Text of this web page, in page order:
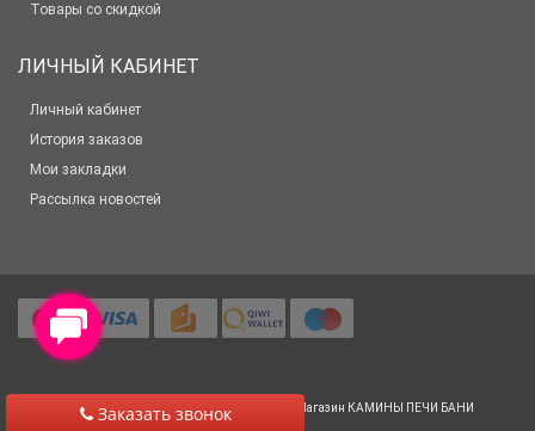
Заказать звонок
Товары со скидкой
ЛИЧНЫЙ КАБИНЕТ
Личный кабинет
История заказов
Мои закладки
Рассылка новостей
© 2012-2025 Все права защищены Салон-Магазин КАМИНЫ ПЕЧИ БАНИ